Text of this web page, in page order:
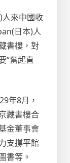
來中國收
日本)人
書樓，對
“奮起直
年8月，
藏書樓合
金董事會
支撐平館
書等。